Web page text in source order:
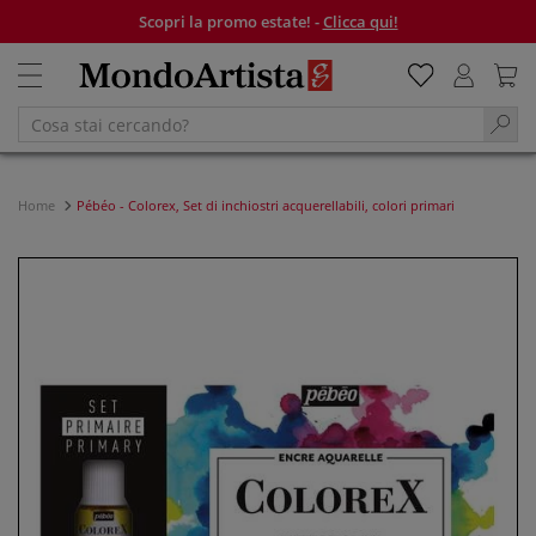
Scopri la promo estate! -Clicca qui!
Home Pébéo - Colorex, Set di inchiostri acquerellabili, colori primari